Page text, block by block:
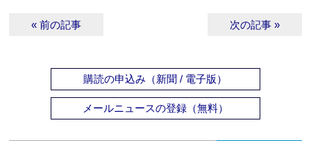
« 前の記事 次の記事 »
購読の申込み（新聞 / 電子版）
メールニュースの登録（無料）